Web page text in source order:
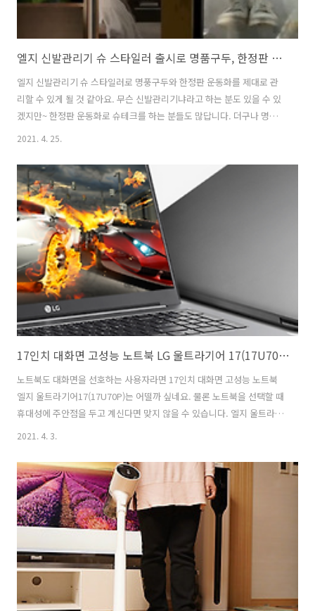
엘지 신발관리기 슈 스타일러 출시로 명품구두, 한정판 운동화 관리 제대로 할 수 있을까?
엘지 신발관리기 슈 스타일러로 명풍구두와 한정판 운동화를 제대로 관
리할 수 있게 될 것 같아요. 무슨 신발관리기냐라고 하는 분도 있을 수 있
겠지만~ 한정판 운동화로 슈테크를 하는 분들도 많답니다. 더구나 명품
구두라면 관리를 더욱 잘 해야 하겠죠. 엘지가 출시한 슈 스타일러는 기
을 선보이게 되지 않을까 기대가 됩니다. 엘지 신발관리기 슈 스타일러를
현관 신발장을 대신해서 설치를 하는 게 맞는지 아니면 실내로 들여 놓아
야 할지 고민이 될 것 같아요. LG전자의 가전제품을 스마트폰과 연동해
원격에서 제어하고 있어 이번에도 기대가 됩니다. 최신형 신발관리기 LG
슈 스타일러 아직은 LG전자의 슈 스타일러의 모습이 공식적으로 공개되
지 않은 상태입니..
2021. 4. 25.
17인치 대화면 고성능 노트북 LG 울트라기어 17(17U70P)!! 사이즈와 배터리 그리고 무게
노트북도 대화면을 선호하는 사용자라면 17인치 대화면 고성능 노트북
엘지 울트라기어17(17U70P)는 어떨까 싶네요. 물론 노트북을 선택할 때
휴대성에 주안점을 두고 계신다면 맞지 않을 수 있습니다. 엘지 울트라기
라기어17 노트북은 영상작업이나 게임을 좀 더 많이 사용하는 분들에게
적합하다고 하겠습니다. 물론 1.95kg의 무게라고 해도 휴대하지 못할 정
도는 아니기 때문입니다. 그리고 고성능 노트북이기도 하지만 대화면이
라 물리적으로 무게는 어느 정도 감안하고 사용해야 하겠죠. LG 울트라
기어17(17U70P) 스펙과 가격 LG 울트라 기어17의 스펙과 가격는..
2021. 4. 3.